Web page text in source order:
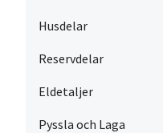
Husdelar
Reservdelar
Eldetaljer
Pyssla och Laga